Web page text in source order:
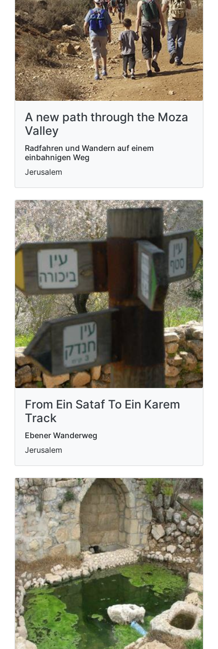
A new path through the Moza
Valley
Radfahren und Wandern auf einem
einbahnigen Weg
Jerusalem
From Ein Sataf To Ein Karem
Track
Ebener Wanderweg
Jerusalem